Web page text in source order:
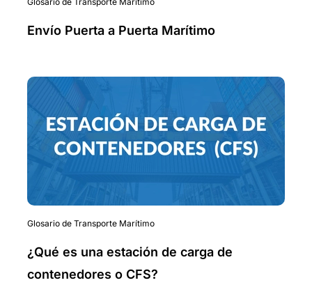
Envío Puerta a Puerta Marítimo
Glosario de Transporte Marítimo
¿Qué es una estación de carga de
contenedores o CFS?